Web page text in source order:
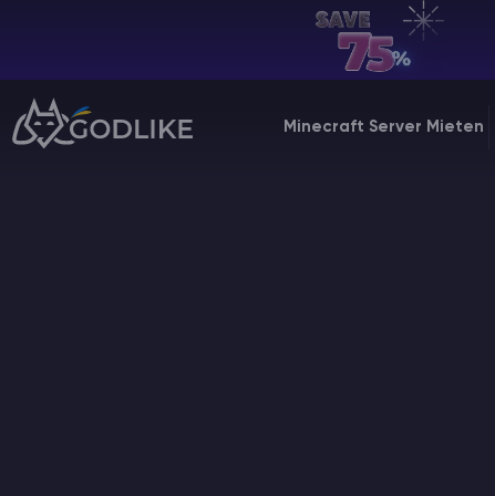
Minecraft Server Mieten
Billing Panel
Manage your servers & payments